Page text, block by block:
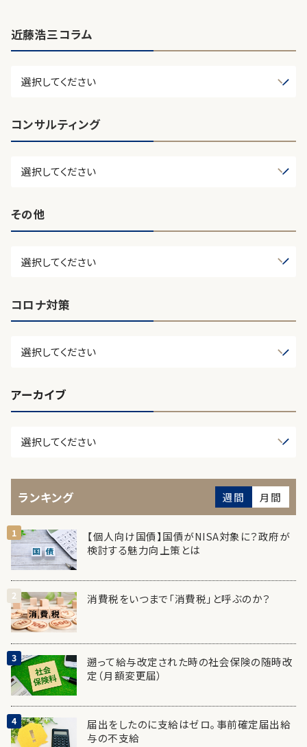
近藤浩三コラム
コンサルティング
その他
コロナ対策
アーカイブ
ランキング 週間 月間
【個人向け国債】国債がNISA対象に？政府が
検討する魅力向上策とは
消費税をいつまで「消費税」と呼ぶのか？
遡って給与改定された時の社会保険の随時改
定（月額変更届）
届出をしたのに支給はゼロ。事前確定届出給
与の不支給